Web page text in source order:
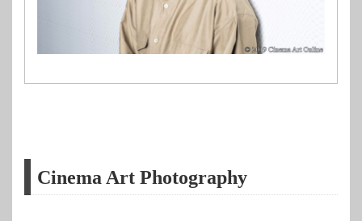
Cinema Art Photography